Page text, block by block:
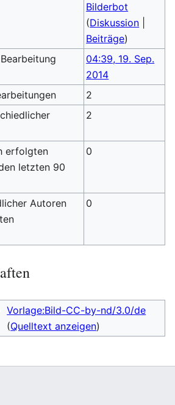
Bilderbot
(Diskussion
Beiträge)
04:39, 19. Sep.
2014
2
2
erfolgten
letzten 90
0
Autoren
0
Vorlage:Bild-CC-by-nd/3.0/de
(Quelltext anzeigen)